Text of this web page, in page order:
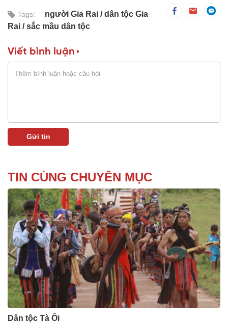
Tags: người Gia Rai
dân tộc Gia
Rai
sắc mầu dân tộc
Viết bình luận
TIN CÙNG CHUYÊN MỤC
Dân tộc Tà Ôi